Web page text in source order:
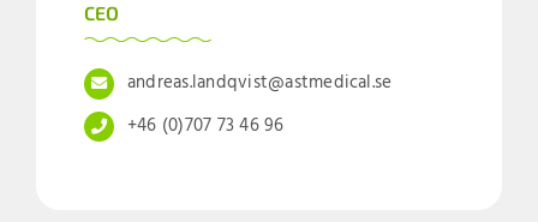
CEO
andreas.landqvist@astmedical.se
+46 (0)707 73 46 96